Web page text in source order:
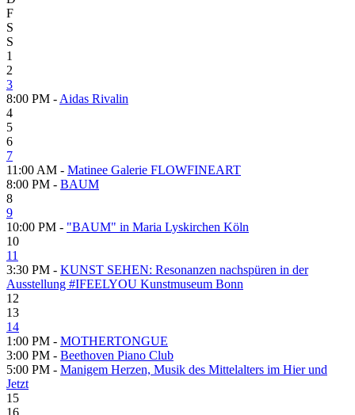
F
S
S
1
2
3
8:00 PM - Aidas Rivalin
4
5
6
7
11:00 AM - Matinee Galerie FLOWFINEART
8:00 PM - BAUM
8
9
10:00 PM - "BAUM" in Maria Lyskirchen Köln
10
11
3:30 PM - KUNST SEHEN: Resonanzen nachspüren in der
Ausstellung #IFEELYOU Kunstmuseum Bonn
12
13
14
1:00 PM - MOTHERTONGUE
3:00 PM - Beethoven Piano Club
5:00 PM - Manigem Herzen, Musik des Mittelalters im Hier und
Jetzt
15
16